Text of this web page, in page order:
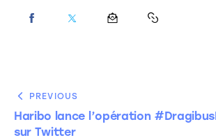
PREVIOUS
Haribo lance l’opération
sur Twitter